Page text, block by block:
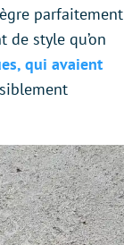
parfaitement
de style qu’on
qui avaient